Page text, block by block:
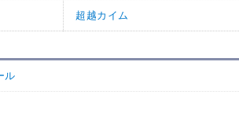
超越カイム
ル